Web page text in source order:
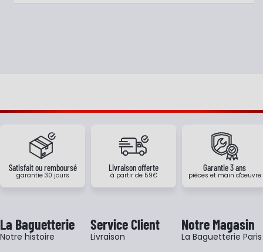
Satisfait ou remboursé
garantie 30 jours
Livraison offerte
à partir de 59€
Garantie 3 ans
pièces et main d'oeuvre
La Baguetterie
Notre histoire
Service Client
Livraison
Notre Magasin
La Baguetterie Paris